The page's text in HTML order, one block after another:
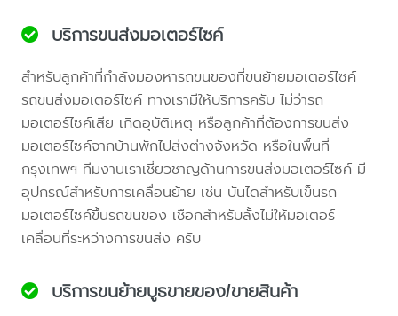
บริการขนส่งมอเตอร์ไซค์
สำหรับลูกค้าที่กำลังมองหารถขนของที่ขนย้ายมอเตอร์ไซค์
รถขนส่งมอเตอร์ไซค์ ทางเรามีให้บริการครับ ไม่ว่ารถ
มอเตอร์ไซค์เสีย เกิดอุบัติเหตุ หรือลูกค้าที่ต้องการขนส่ง
มอเตอร์ไซค์จากบ้านพักไปส่งต่างจังหวัด หรือในพื้นที่
กรุงเทพฯ ทีมงานเราเชี่ยวชาญด้านการขนส่งมอเตอร์ไซค์ มี
อุปกรณ์สำหรับการเคลื่อนย้าย เช่น บันไดสำหรับเข็นรถ
มอเตอร์ไซค์ขึ้นรถขนของ เชือกสำหรับลั้งไม่ให้มอเตอร์
เคลื่อนที่ระหว่างการขนส่ง ครับ
บริการขนย้ายบูธขายของ/ขายสินค้า